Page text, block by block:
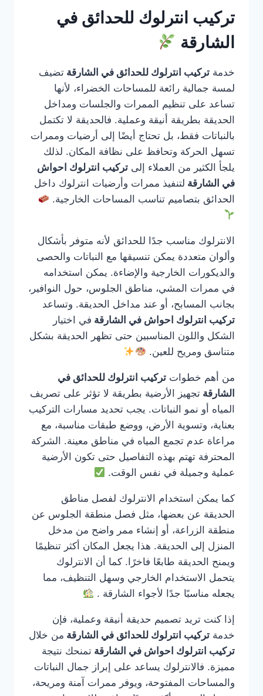
تركيب انترلوك للحدائق في
الشارقة
خدمة تركيب انترلوك للحدائق في الشارقة تضيف
لمسة جمالية رائعة للمساحات الخضراء، لأنها
تساعد على تنظيم الممرات والجلسات ومداخل
الحديقة بطريقة أنيقة وعملية. فالحديقة لا تكتمل
بالنباتات فقط، بل تحتاج أيضًا إلى أرضيات وممرات
تسهل الحركة وتحافظ على نظافة المكان. لذلك
يلجأ الكثير من العملاء إلى تركيب انترلوك احواش
في الشارقة لتنفيذ ممرات وأرضيات انترلوك داخل
الحدائق بتصاميم تناسب المساحات الخارجية.
الانترلوك مناسب جدًا للحدائق لأنه متوفر بأشكال
وألوان متعددة يمكن تنسيقها مع النباتات والحصى
والديكورات الخارجية والإضاءة. يمكن استخدامه
في ممرات المشي، مناطق الجلوس، حول النوافير،
بجانب المسابح، أو عند مداخل الحديقة. وتساعد
تركيب انترلوك احواش في الشارقة في اختيار
الشكل واللون المناسبين حتى تظهر الحديقة بشكل
متناسق ومريح للعين.
من أهم خطوات تركيب انترلوك للحدائق في
الشارقة تجهيز الأرضية بطريقة لا تؤثر على تصريف
المياه أو نمو النباتات. يجب تحديد مسارات التركيب
بعناية، وتسوية الأرض، ووضع طبقات مناسبة، مع
مراعاة عدم تجمع المياه في مناطق معينة. الشركة
المحترفة تهتم بهذه التفاصيل حتى تكون الأرضية
عملية وجميلة في نفس الوقت.
كما يمكن استخدام الانترلوك لفصل مناطق
الحديقة عن بعضها، مثل فصل منطقة الجلوس عن
منطقة الزراعة، أو إنشاء ممر واضح من مدخل
المنزل إلى الحديقة. هذا يجعل المكان أكثر تنظيمًا
ويمنح الحديقة طابعًا فاخرًا. كما أن الانترلوك
يتحمل الاستخدام الخارجي وسهل التنظيف، مما
يجعله مناسبًا جدًا لأجواء الشارقة .
إذا كنت تريد تصميم حديقة أنيقة وعملية، فإن
خدمة تركيب انترلوك للحدائق في الشارقة من خلال
تركيب انترلوك احواش في الشارقة تمنحك نتيجة
مميزة. فالانترلوك يساعد على إبراز جمال النباتات
والمساحات المفتوحة، ويوفر ممرات آمنة ومريحة،